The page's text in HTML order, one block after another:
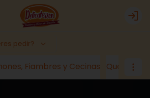
Login
pedir?
Fiambres y Cecinas Quesos